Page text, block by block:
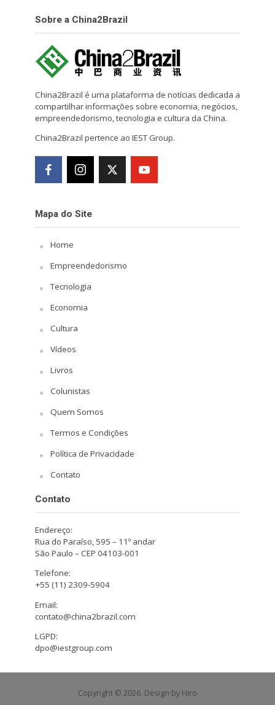
Sobre a China2Brazil
China2Brazil é uma plataforma de notícias dedicada a
compartilhar informações sobre economia, negócios,
empreendedorismo, tecnologia e cultura da China.
China2Brazil pertence ao IEST Group.
Mapa do Site
Home
Empreendedorismo
Tecnologia
Economia
Cultura
Vídeos
Livros
Colunistas
Quem Somos
Termos e Condições
Política de Privacidade
Contato
Contato
Endereço:
Rua do Paraíso, 595 – 11º andar
São Paulo – CEP 04103-001
Telefone:
+55 (11) 2309-5904
Email:
contato@china2brazil.com
LGPD:
dpo@iestgroup.com
Copyright © 2026. Design by Hiro